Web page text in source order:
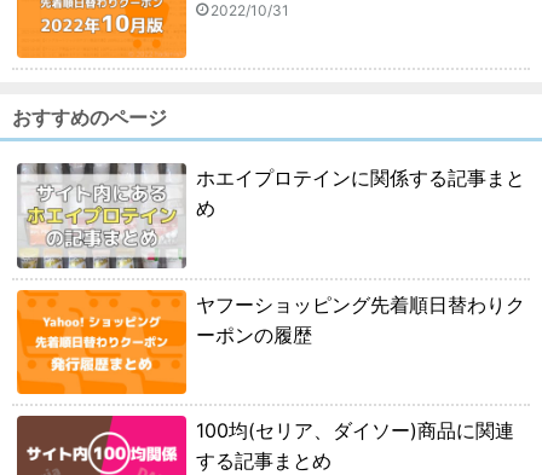
2022/10/31
おすすめのページ
ホエイプロテインに関係する記事まと
め
ヤフーショッピング先着順日替わりク
ーポンの履歴
100均(セリア、ダイソー)商品に関連
する記事まとめ